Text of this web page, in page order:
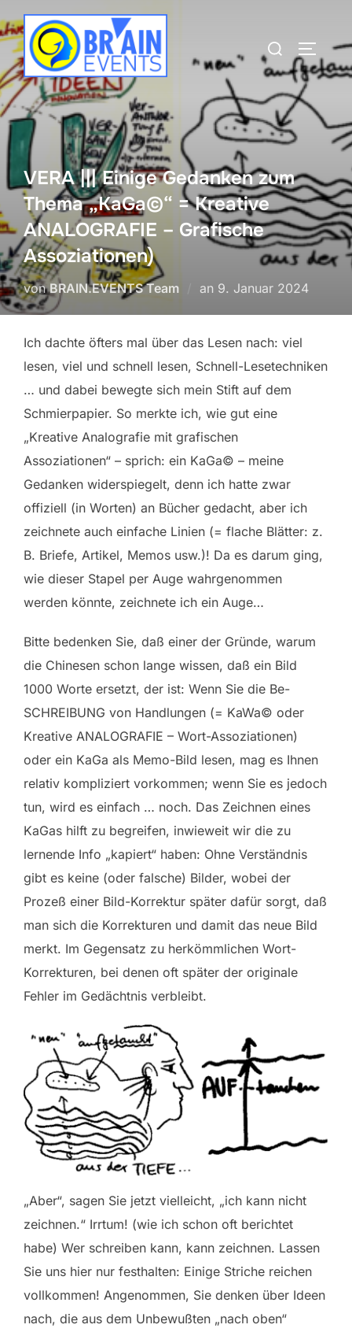
Zum
Inhalt
springen
Suchen
nach:
VERA ||| Einige Gedanken zum
Thema „KaGa©“ = Kreative
ANALOGRAFIE – Grafische
Assoziationen)
vonBRAIN.EVENTS Team an Veröffentlicht
9. Januar 2024
Ich dachte öfters mal über das Lesen nach: viel
lesen, viel und schnell lesen, Schnell-Lesetechniken
… und dabei bewegte sich mein Stift auf dem
Schmierpapier. So merkte ich, wie gut eine
„Kreative Analografie mit grafischen
Assoziationen“ – sprich: ein KaGa© – meine
Gedanken widerspiegelt, denn ich hatte zwar
offiziell (in Worten) an Bücher gedacht, aber ich
zeichnete auch einfache Linien (= flache Blätter: z.
B. Briefe, Artikel, Memos usw.)! Da es darum ging,
wie dieser Stapel per Auge wahrgenommen
werden könnte, zeichnete ich ein Auge…
Bitte bedenken Sie, daß einer der Gründe, warum
die Chinesen schon lange wissen, daß ein Bild
1000 Worte ersetzt, der ist: Wenn Sie die Be-
SCHREIBUNG von Handlungen (= KaWa© oder
Kreative ANALOGRAFIE – Wort-Assoziationen)
oder ein KaGa als Memo-Bild lesen, mag es Ihnen
relativ kompliziert vorkommen; wenn Sie es jedoch
tun, wird es einfach … noch. Das Zeichnen eines
KaGas hilft zu begreifen, inwieweit wir die zu
lernende Info „kapiert“ haben: Ohne Verständnis
gibt es keine (oder falsche) Bilder, wobei der
Prozeß einer Bild-Korrektur später dafür sorgt, daß
man sich die Korrekturen und damit das neue Bild
merkt. Im Gegensatz zu herkömmlichen Wort-
Korrekturen, bei denen oft später der originale
Fehler im Gedächtnis verbleibt.
„Aber“, sagen Sie jetzt vielleicht, „ich kann nicht
zeichnen.“ Irrtum! (wie ich schon oft berichtet
habe) Wer schreiben kann, kann zeichnen. Lassen
Sie uns hier nur festhalten: Einige Striche reichen
vollkommen! Angenommen, Sie denken über Ideen
nach, die aus dem Unbewußten „nach oben“